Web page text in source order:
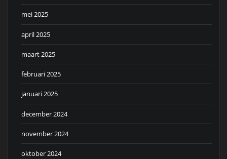
mei 2025
april 2025
maart 2025
februari 2025
januari 2025
december 2024
november 2024
oktober 2024